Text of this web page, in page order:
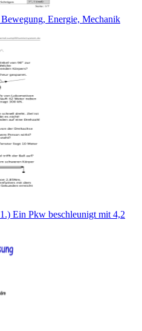
Energie, Mechanik
Ein Pkw beschleunigt mit 4,2